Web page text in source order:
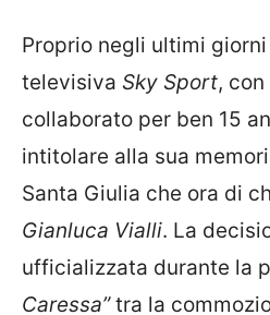
Proprio negli ultimi giorni
televisiva Sky Sport,
collaborato per ben 15
intitolare alla sua
Santa Giulia che ora di
Gianluca Vialli. La
ufficializzata durante la
Caressa”tra la